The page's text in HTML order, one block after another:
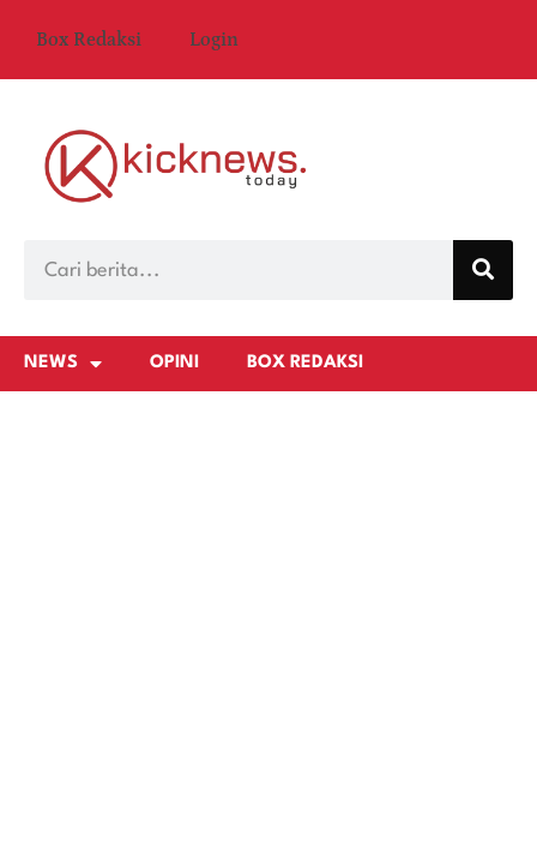
Box Redaksi Login
NEWS OPINI BOX REDAKSI